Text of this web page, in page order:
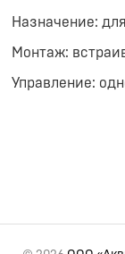
Назначение:
Монтаж:
Управление: